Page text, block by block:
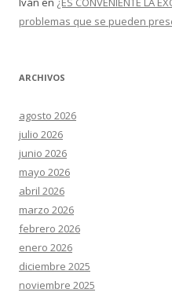
problemas que se pueden
ARCHIVOS
agosto 2026
julio 2026
junio 2026
mayo 2026
abril 2026
marzo 2026
febrero 2026
enero 2026
diciembre 2025
noviembre 2025